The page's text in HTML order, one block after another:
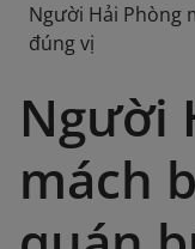
Người Hải Phòng
đúng vị
Người
mách